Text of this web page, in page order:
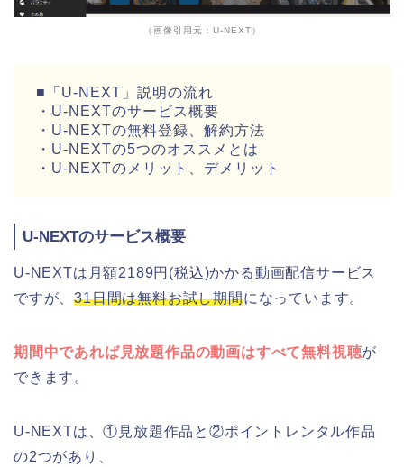
（画像引用元：U-NEXT）
■「U-NEXT」説明の流れ
・U-NEXTのサービス概要
・U-NEXTの無料登録、解約方法
・U-NEXTの5つのオススメとは
・U-NEXTのメリット、デメリット
U-NEXTのサービス概要
U-NEXTは月額2189円(税込)かかる動画配信サービス
ですが、31日間は無料お試し期間になっています。
期間中であれば見放題作品の動画はすべて無料視聴が
できます。
U-NEXTは、①見放題作品と②ポイントレンタル作品
の2つがあり、